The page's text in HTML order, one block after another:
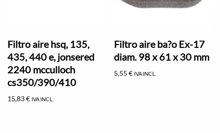
Filtro aire hsq, 135,
435, 440 e, jonsered
2240 mcculloch
cs350/390/410
15,83€ IVA INCL.
Filtro aire ba?o Ex-17
diam. 98 x 61 x 30 mm
5,55€ IVA INCL.